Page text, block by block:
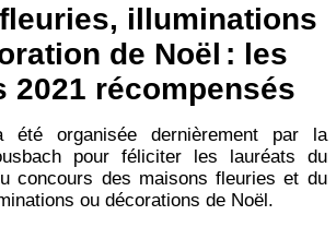
illuminations
de Noël : les
2021 récompensés
été organisée dernièrement par la
pour féliciter les lauréats du
concours des maisons fleuries et du
ou décorations de Noël.